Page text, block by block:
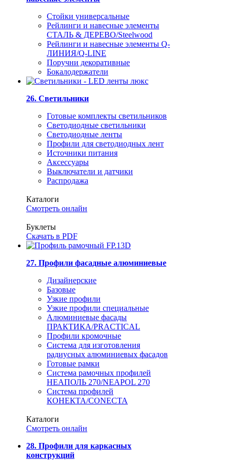
Стойки универсальные
Рейлинги и навесные элементы
СТАЛЬ & ДЕРЕВО/Steelwood
Рейлинги и навесные элементы Q-
ЛИНИЯ/Q-LINE
Поручни декоративные
Бокалодержатели
26. Светильники
Готовые комплекты светильников
Светодиодные светильники
Светодиодные ленты
Профили для светодиодных лент
Источники питания
Аксессуары
Выключатели и датчики
Распродажа
Каталоги
Смотреть онлайн
Буклеты
Скачать в PDF
27. Профили фасадные алюминиевые
Дизайнерские
Базовые
Узкие профили
Узкие профили специальные
Алюминиевые фасады
ПРАКТИКА/PRACTICAL
Профили кромочные
Система для изготовления
радиусных алюминиевых фасадов
Готовые рамки
Система рамочных профилей
НЕАПОЛЬ 270/NEAPOL 270
Система профилей
КОНЕКТА/CONECTA
Каталоги
Смотреть онлайн
28. Профили для каркасных
конструкций